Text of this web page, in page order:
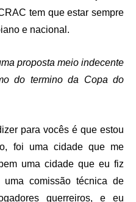
tem que estar sempre
e nacional.
proposta meio indecente
do termino da Copa do
para vocês é que estou
foi uma cidade que me
uma cidade que eu fiz
comissão técnica de
guerreiros, e eu